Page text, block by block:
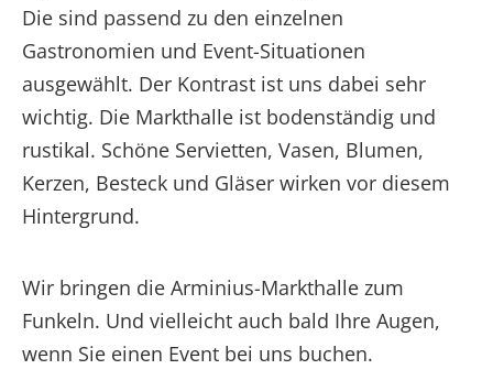
Die sind passend zu den einzelnen
Gastronomien und Event-Situationen
ausgewählt. Der Kontrast ist uns dabei sehr
wichtig. Die Markthalle ist bodenständig und
rustikal. Schöne Servietten, Vasen, Blumen,
Kerzen, Besteck und Gläser wirken vor diesem
Hintergrund.
Wir bringen die Arminius-Markthalle zum
Funkeln. Und vielleicht auch bald Ihre Augen,
wenn Sie einen Event bei uns buchen.